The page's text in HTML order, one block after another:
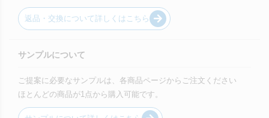
返品・交換について詳しくはこちら
サンプルについて
ご提案に必要なサンプルは、各商品ページからご注文ください
ほとんどの商品が1点から購入可能です。